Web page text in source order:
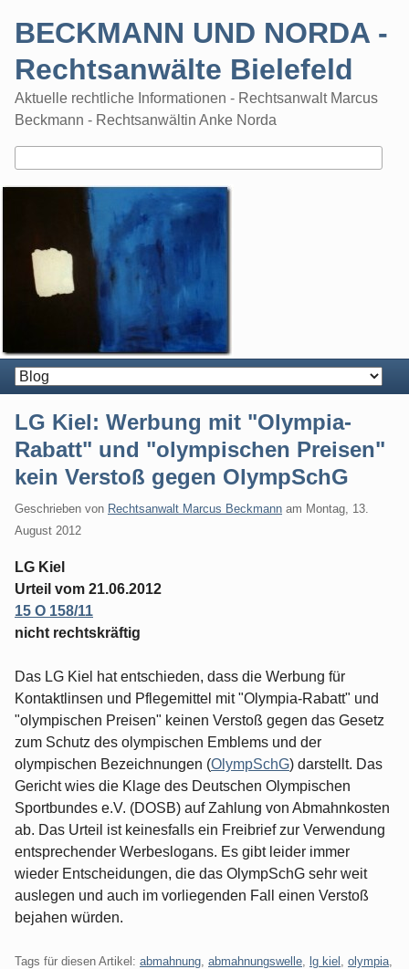
BECKMANN UND NORDA -
Rechtsanwälte Bielefeld
Aktuelle rechtliche Informationen - Rechtsanwalt Marcus
Beckmann - Rechtsanwältin Anke Norda
LG Kiel: Werbung mit "Olympia-
Rabatt" und "olympischen Preisen"
kein Verstoß gegen OlympSchG
Geschrieben von Rechtsanwalt Marcus Beckmann am Montag, 13.
August 2012
LG Kiel
Urteil vom 21.06.2012
15 O 158/11
nicht rechtskräftig
Das LG Kiel hat entschieden, dass die Werbung für
Kontaktlinsen und Pflegemittel mit "Olympia-Rabatt" und
"olympischen Preisen" keinen Verstoß gegen das Gesetz
zum Schutz des olympischen Emblems und der
olympischen Bezeichnungen (OlympSchG) darstellt. Das
Gericht wies die Klage des Deutschen Olympischen
Sportbundes e.V. (DOSB) auf Zahlung von Abmahnkosten
ab. Das Urteil ist keinesfalls ein Freibrief zur Verwendung
entsprechender Werbeslogans. Es gibt leider immer
wieder Entscheidungen, die das OlympSchG sehr weit
auslegen und auch im vorliegenden Fall einen Verstoß
bejahen würden.
Tags für diesen Artikel: abmahnung abmahnungswelle lg kiel olympia